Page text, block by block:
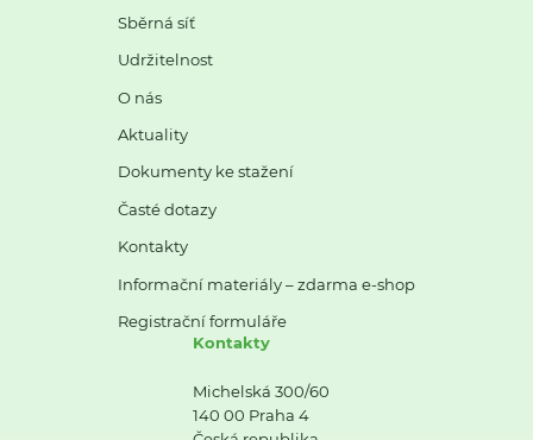
Sběrná síť
Udržitelnost
O nás
Aktuality
Dokumenty ke stažení
Časté dotazy
Kontakty
Informační materiály – zdarma e-shop
Registrační formuláře
Kontakty
Michelská 300/60
140 00 Praha 4